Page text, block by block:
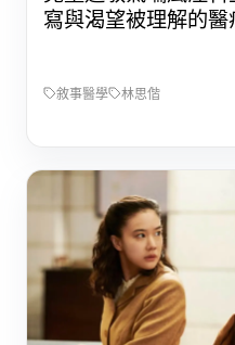
寫與渴望被理解的醫
敘事醫學 林思偕